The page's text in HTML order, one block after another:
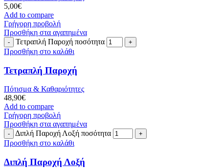
5,00€
Add to compare
Γρήγορη προβολή
Προσθήκη στα αγαπημένα
Τετραπλή Παροχή ποσότητα
Προσθήκη στο καλάθι
Τετραπλή Παροχή
Πότισμα & Καθαριότητες
48,90€
Add to compare
Γρήγορη προβολή
Προσθήκη στα αγαπημένα
Διπλή Παροχή Λοξή ποσότητα
Προσθήκη στο καλάθι
Διπλή Παροχή Λοξή